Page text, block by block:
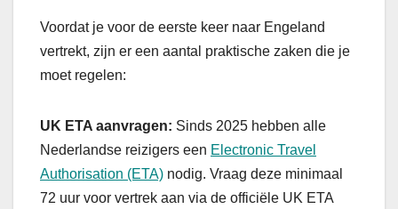
Voordat je voor de eerste keer naar Engeland
vertrekt, zijn er een aantal praktische zaken die je
moet regelen:
UK ETA aanvragen: Sinds 2025 hebben alle
Nederlandse reizigers een Electronic Travel
Authorisation (ETA) nodig. Vraag deze minimaal
72 uur voor vertrek aan via de officiële UK ETA